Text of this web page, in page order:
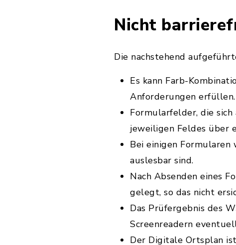
Nicht
Die nachstehend
Es kann Farb-
Anforderungen erfüllen.
Formularfelder, die
jeweiligen Feldes
Bei einigen
auslesbar sind.
Nach Absenden eines
gelegt, so das nicht
Das Prüfergebnis des
Screenreadern
Der Digitale Ortsplan